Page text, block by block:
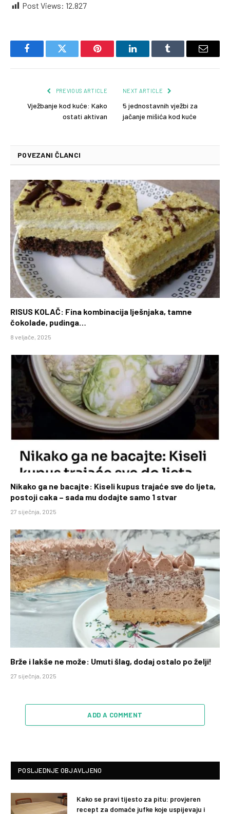
Post Views: 12.827
FacebookTwitter Pinterest LinkedInTumblr Email
PREVIOUS ARTICLE
Vježbanje kod kuće: Kako
ostati aktivan
NEXT ARTICLE
5 jednostavnih vježbi za
jačanje mišića kod kuće
POVEZANI ČLANCI
RISUS KOLAČ: Fina kombinacija lješnjaka, tamne
čokolade, pudinga…
8 veljače, 2025
Nikako ga ne bacajte: Kiseli kupus trajaće sve do ljeta,
postoji caka – sada mu dodajte samo 1 stvar
27 siječnja, 2025
Brže i lakše ne može: Umuti šlag, dodaj ostalo po želji!
27 siječnja, 2025
ADD A COMMENT
POSLJEDNJE OBJAVLJENO
Kako se pravi tijesto za pitu: provjeren
recept za domaće jufke koje uspijevaju i